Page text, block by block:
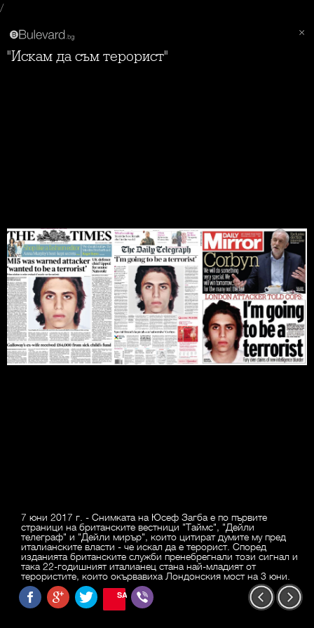
/
"Искам да съм терорист"
7 юни 2017 г. - Снимката на Юсеф Загба е по първите
страници на британските вестници "Таймс", "Дейли
телеграф" и "Дейли мирър", които цитират думите му пред
италианските власти - че искал да е терорист. Според
изданията британските служби пренебрегнали този сигнал и
така 22-годишният италианец стана най-младият от
терористите, които окървавиха Лондонския мост на 3 юни.
SAVE